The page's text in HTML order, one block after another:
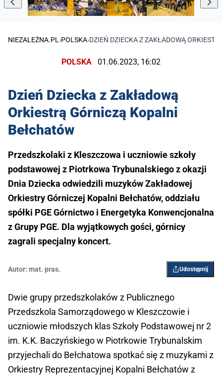
NIEZALEŻNA.PL ›POLSKA›DZIEŃ DZIECKA Z ZAKŁADOWĄ
POLSKA 01.06.2023, 16:02
Dzień Dziecka z Zakładową
Orkiestrą Górniczą Kopalni
Bełchatów
Przedszkolaki z Kleszczowa i uczniowie szkoły
podstawowej z Piotrkowa Trybunalskiego z okazji
Dnia Dziecka odwiedzili muzyków Zakładowej
Orkiestry Górniczej Kopalni Bełchatów, oddziału
spółki PGE Górnictwo i Energetyka Konwencjonalna
z Grupy PGE. Dla wyjątkowych gości, górnicy
zagrali specjalny koncert.
Autor: mat. pras. Udostępnij
Dwie grupy przedszkolaków z Publicznego
Przedszkola Samorządowego w Kleszczowie i
uczniowie młodszych klas Szkoły Podstawowej nr 2
im. K.K. Baczyńskiego w Piotrkowie Trybunalskim
przyjechali do Bełchatowa spotkać się z muzykami z
Orkiestry Reprezentacyjnej Kopalni Bełchatów z